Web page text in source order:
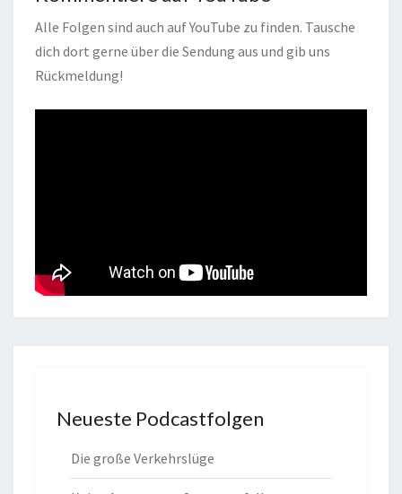
Alle Folgen sind auch auf YouTube zu finden. Tausche
dich dort gerne über die Sendung aus und gib uns
Rückmeldung!
Neueste Podcastfolgen
Die große Verkehrslüge